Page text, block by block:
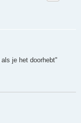
je het doorhebt"